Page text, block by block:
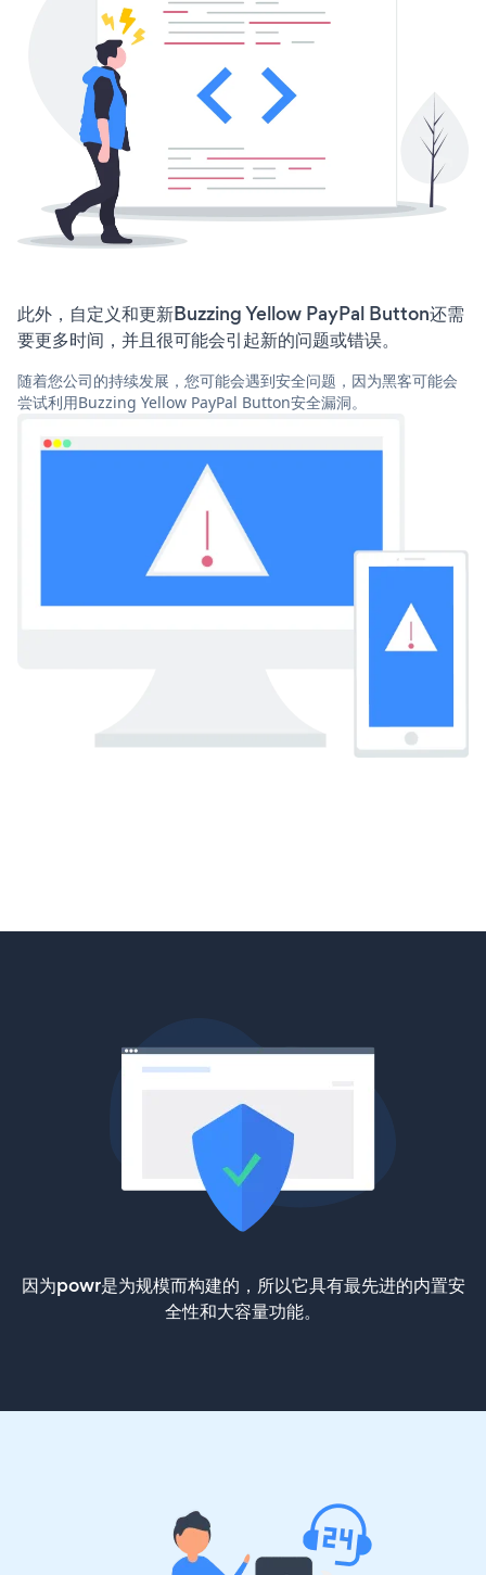
此外，自定义和更新Buzzing Yellow PayPal Button还需
要更多时间，并且很可能会引起新的问题或错误。
随着您公司的持续发展，您可能会遇到安全问题，因为黑客可能会
尝试利用Buzzing Yellow PayPal Button安全漏洞。
因为powr是为规模而构建的，所以它具有最先进的内置安
全性和大容量功能。